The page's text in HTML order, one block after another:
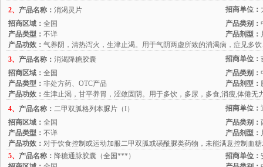
2、 产品名称： 消渴灵片 招商单位：
招商区域： 全国 产品类别：
产品类型： 不详 产品剂型：
产品功效： 气养阴，清热泻火，生津止渴。用于气阴两虚所致的消渴病，症见多
3、 产品名称： 消渴降糖胶囊 招商单位：
招商区域： 全国 产品类别：
产品类型： 非处方药、OTC产品 产品剂型：
产品功效： 生津止渴，甘平养胃，涩敛固阴。用于多饮，多尿，多食,消瘦,体倦无
4、 产品名称： 二甲双胍格列本脲片（I） 招商单位：
招商区域： 全国 产品类别：
产品类型： 不详 产品剂型：
产品功效： 对于饮食控制或运动加服二甲双胍或磺酰脲类药物，未能满意控制血
5、 产品名称： 降糖通脉胶囊（全国***） 招商单位：